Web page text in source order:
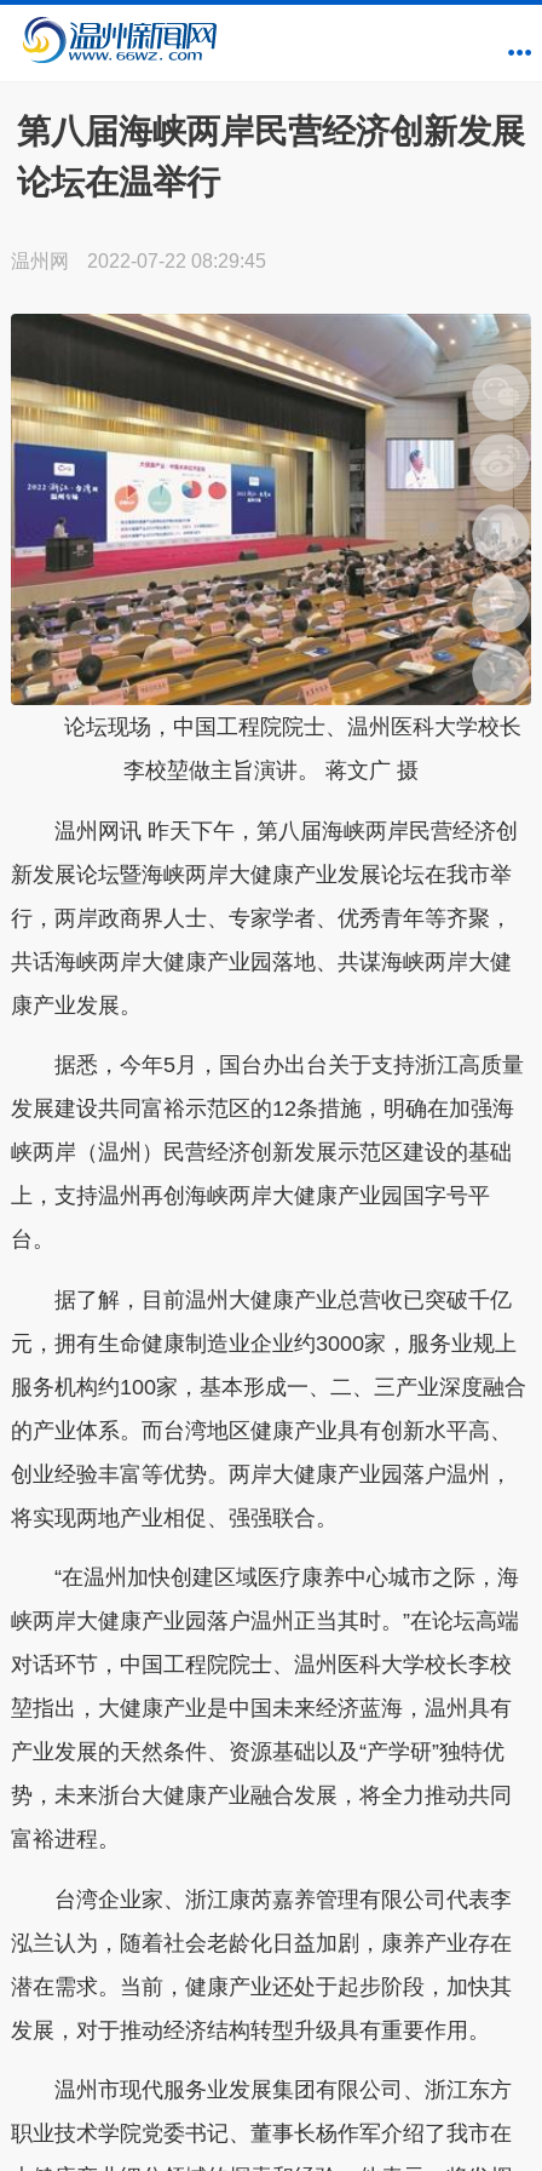
第八届海峡两岸民营经济创新发展
论坛在温举行
温州网 2022-07-22 08:29:45
论坛现场，中国工程院院士、温州医科大学校长
李校堃做主旨演讲。 蒋文广 摄
温州网讯 昨天下午，第八届海峡两岸民营经济创
新发展论坛暨海峡两岸大健康产业发展论坛在我市举
行，两岸政商界人士、专家学者、优秀青年等齐聚，
共话海峡两岸大健康产业园落地、共谋海峡两岸大健
康产业发展。
据悉，今年5月，国台办出台关于支持浙江高质量
发展建设共同富裕示范区的12条措施，明确在加强海
峡两岸（温州）民营经济创新发展示范区建设的基础
上，支持温州再创海峡两岸大健康产业园国字号平
台。
据了解，目前温州大健康产业总营收已突破千亿
元，拥有生命健康制造业企业约3000家，服务业规上
服务机构约100家，基本形成一、二、三产业深度融合
的产业体系。而台湾地区健康产业具有创新水平高、
创业经验丰富等优势。两岸大健康产业园落户温州，
将实现两地产业相促、强强联合。
“在温州加快创建区域医疗康养中心城市之际，海
峡两岸大健康产业园落户温州正当其时。”在论坛高端
对话环节，中国工程院院士、温州医科大学校长李校
堃指出，大健康产业是中国未来经济蓝海，温州具有
产业发展的天然条件、资源基础以及“产学研”独特优
势，未来浙台大健康产业融合发展，将全力推动共同
富裕进程。
台湾企业家、浙江康芮嘉养管理有限公司代表李
泓兰认为，随着社会老龄化日益加剧，康养产业存在
潜在需求。当前，健康产业还处于起步阶段，加快其
发展，对于推动经济结构转型升级具有重要作用。
温州市现代服务业发展集团有限公司、浙江东方
职业技术学院党委书记、董事长杨作军介绍了我市在